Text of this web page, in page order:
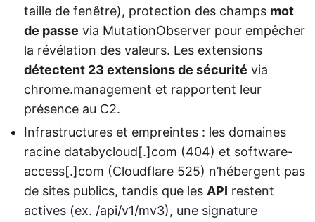
taille de fenêtre), protection des champs mot
de passe via MutationObserver pour empêcher
la révélation des valeurs. Les extensions
détectent 23 extensions de sécurité via
chrome.management et rapportent leur
présence au C2.
Infrastructures et empreintes : les domaines
racine databycloud[.]com (404) et software-
access[.]com (Cloudflare 525) n’hébergent pas
de sites publics, tandis que les API restent
actives (ex. /api/v1/mv3), une signature